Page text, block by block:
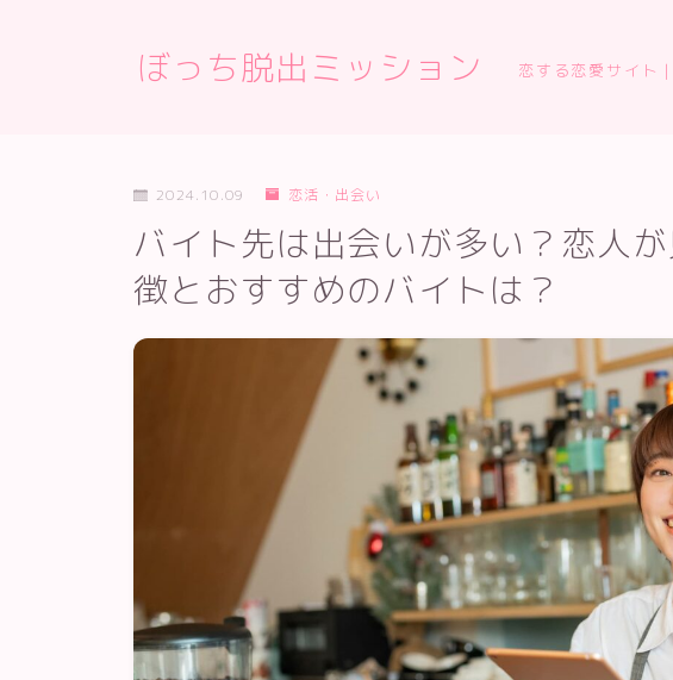
ぼっち脱出ミッション 恋する恋愛サイト
2024.10.09 恋活・出会い
バイト先は出会いが多い？恋人
徴とおすすめのバイトは？